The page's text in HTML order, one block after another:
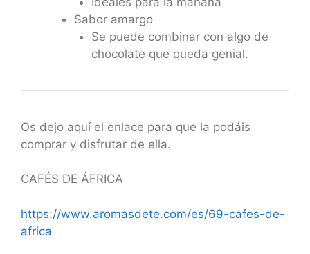
Sabor amargo
Se puede combinar con algo de
chocolate que queda genial.
Os dejo aquí el enlace para que la podáis
comprar y disfrutar de ella.
CAFÉS DE ÁFRICA
https://www.aromasdete.com/es/69-cafes-de-
africa